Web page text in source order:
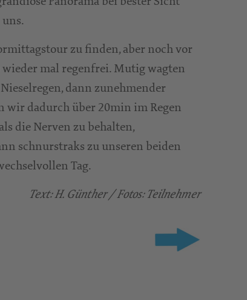
zu finden, aber noch vor
wieder mal regenfrei. Mutig wagten
dann zunehmender
wir dadurch über 20min im Regen
die Nerven zu behalten,
schnurstraks zu unseren beiden
Tag.
Text: H. Günther / Fotos: Teilnehmer